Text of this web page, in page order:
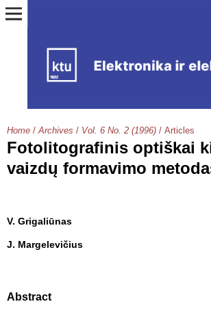
Home / Archives / Vol. 6 No. 2 (1996) / Articles
Fotolitografinis optiškai
vaizdų formavimo
V. Grigaliūnas
J. Margelevičius
Abstract